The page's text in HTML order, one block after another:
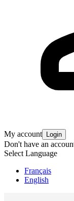
My account Login
Don't have an
Select Language
Français
English